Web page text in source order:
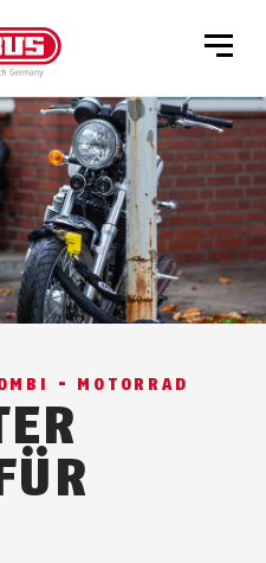
- MOTORRAD